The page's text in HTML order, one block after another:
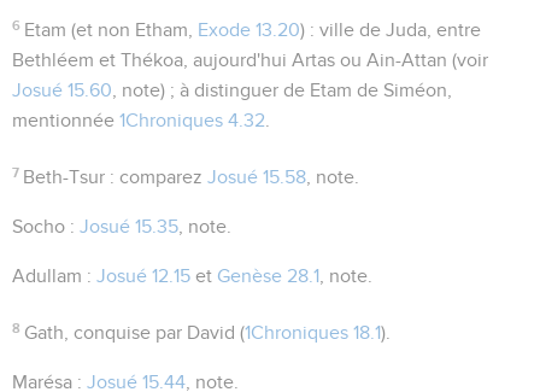
6 Etam (et non Etham, Exode 13.20) : ville de Juda, entre
Bethléem et Thékoa, aujourd'hui Artas ou Ain-Attan (voir
Josué 15.60 , note) ; à distinguer de Etam de Siméon,
mentionnée 1Chroniques 4.32
7 Beth-Tsur : comparezJosué 15.58 , note.
Socho : Josué 15.35 , note.
Adullam : Josué 12.15 et Genèse 28.1 , note.
8 Gath , conquise par David (1Chroniques 18.1).
Marésa : Josué 15.44 , note.